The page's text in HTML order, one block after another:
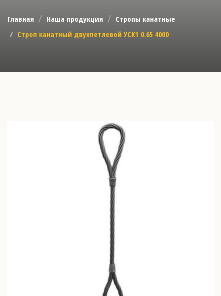
Главная Наша продукция
Стропы канатные
Строп канатный двухпетлевой УСК1 0.65 4000